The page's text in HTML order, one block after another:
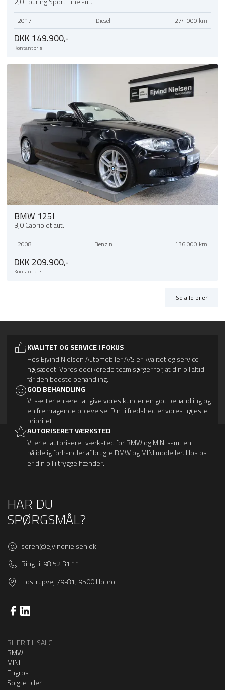
2017 Diesel 274.000 km
DKK 149.900,-
Kontantpris
BMW 125I
3,0 Cabriolet aut.
2008 Benzin 136.000 km
DKK 209.900,-
Kontantpris
Se alle biler
KVALITET OG SERVICE I FOKUS
Hos Ejvind Nielsen Automobiler A/S er kvalitet og service i
højsædet. Vores dedikerede team sørger for, at din bil altid
får den bedste behandling.
GOD BEHANDLING
Vi sætter en ære i at give vores kunder en god behandling og
en fremragende oplevelse. Din tilfredshed er vores højeste
prioritet.
AUTORISERET VÆRKSTED
Vi er et autoriseret værksted for BMW og MINI samt en
pålidelig forhandler af brugte BMW og MINI modeller. Hos os
er din bil i trygge hænder.
HAR DU
SPØRGSMÅL?
soren@ejvindnielsen.dk
Ring til 98 52 31 11
Hostrupvej 79-81, 9500 Hobro
BILER TIL SALG
BMW
MINI
Engros
Solgte biler